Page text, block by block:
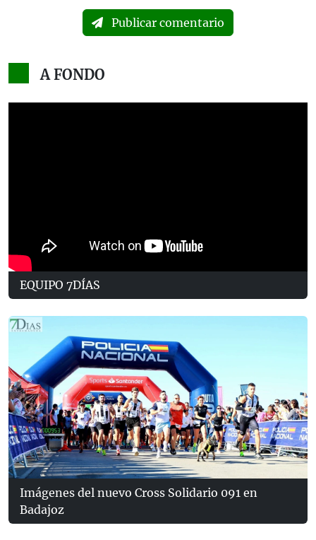
Publicar comentario
A FONDO
EQUIPO 7DÍAS
Imágenes del nuevo Cross Solidario 091 en
Badajoz